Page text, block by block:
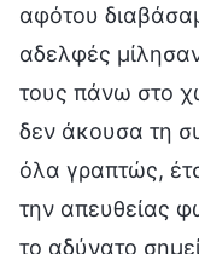
αφότου
αδελφές
τους πάνω στο
δεν άκουσα τη
όλα γραπτώς,
την απευθείας
το αδύνατο